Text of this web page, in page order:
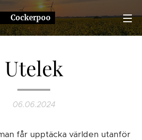
Cockerpoo
Utelek
06.06.2024
får upptäcka världen utanför